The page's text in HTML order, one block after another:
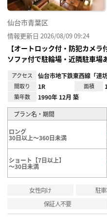
仙台市青葉区
情報更新日 2026/08/09 09:24
【オートロック付・防犯カメ
ソファ付で駐輪場・近隣駐車場
アクセス 仙台市地下鉄東西線「連坊
間取り 1R 面積
築年数 1990年 12月 築
プラン名・期間
ロング
30日以上～360日未満
ショート【7日以上】
～30日未満
女性向け 駐
保証人不要